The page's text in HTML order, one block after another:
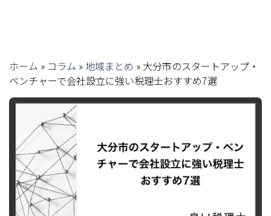
ホーム » コラム » 地域まとめ » 大分市のスタートアップ・
ベンチャーで会社設立に強い税理士おすすめ7選